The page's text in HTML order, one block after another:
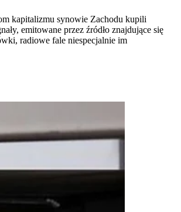
kapitalizmu synowie Zachodu kupili
emitowane przez źródło znajdujące się
radiowe fale niespecjalnie im